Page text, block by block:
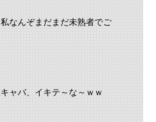
なんぞまだまだ未熟者でご
ャバ、イキテ～な～ｗｗ